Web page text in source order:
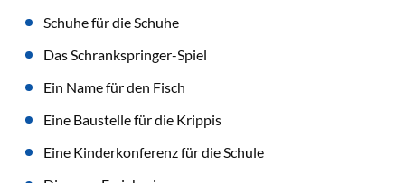
Schuhe für die Schuhe
Das Schrankspringer-Spiel
Ein Name für den Fisch
Eine Baustelle für die Krippis
Eine Kinderkonferenz für die Schule